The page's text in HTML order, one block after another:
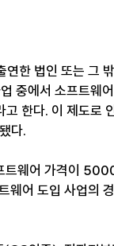
한 법인 또는 그
중에서 소프트웨
한다. 이 제도로
다.
트웨어 가격이
어 도입 사업의